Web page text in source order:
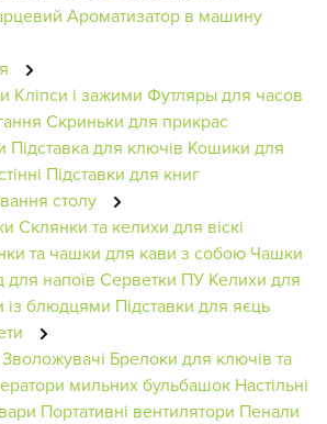
Ароматизатор в машину
Кліпси і зажими Футляры для часов
Скриньки для прикрас
Підставка для ключів Кошики для
Підставки для книг
столу
Склянки та келихи для віскі
та чашки для кави з собою Чашки
для напоїв Серветки ПУ Келихи для
із блюдцями Підставки для яєць
Зволожувачі Брелоки для ключів та
мильних бульбашок Настільні
Портативні вентилятори Пенали